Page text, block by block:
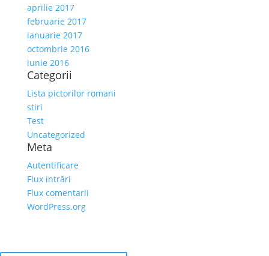
aprilie 2017
februarie 2017
ianuarie 2017
octombrie 2016
iunie 2016
Categorii
Lista pictorilor romani
stiri
Test
Uncategorized
Meta
Autentificare
Flux intrări
Flux comentarii
WordPress.org